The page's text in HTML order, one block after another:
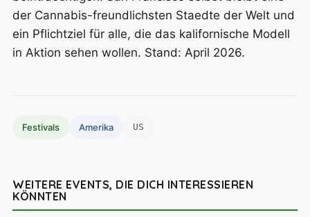
der Cannabis-freundlichsten Staedte der Welt und
ein Pflichtziel für alle, die das kalifornische Modell
in Aktion sehen wollen. Stand: April 2026.
Festivals Amerika US
WEITERE EVENTS, DIE DICH INTERESSIEREN
KÖNNTEN